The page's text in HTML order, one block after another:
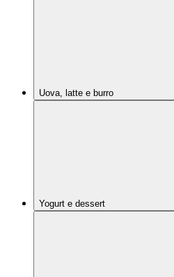
Uova, latte e burro
Yogurt e dessert